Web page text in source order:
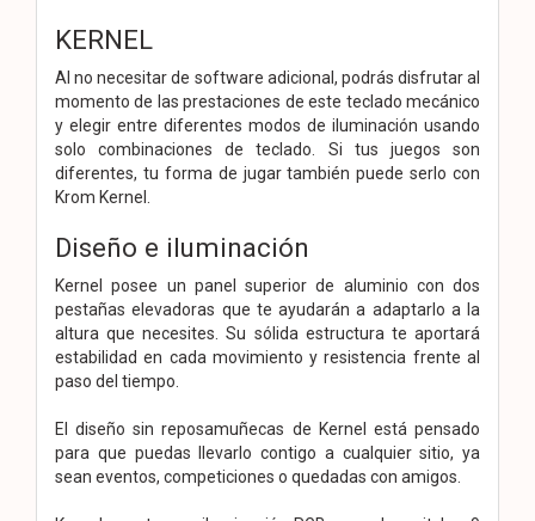
KERNEL
Al no necesitar de software adicional, podrás disfrutar al
momento de las prestaciones de este teclado mecánico
y elegir entre diferentes modos de iluminación usando
solo combinaciones de teclado. Si tus juegos son
diferentes, tu forma de jugar también puede serlo con
Krom Kernel.
Diseño e iluminación
Kernel posee un panel superior de aluminio con dos
pestañas elevadoras que te ayudarán a adaptarlo a la
altura que necesites. Su sólida estructura te aportará
estabilidad en cada movimiento y resistencia frente al
paso del tiempo.
El diseño sin reposamuñecas de Kernel está pensado
para que puedas llevarlo contigo a cualquier sitio, ya
sean eventos, competiciones o quedadas con amigos.